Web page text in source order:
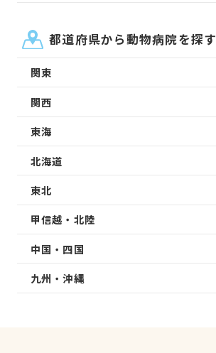
都道府県から動物病院を探す
関東
関西
東海
北海道
東北
甲信越・北陸
中国・四国
九州・沖縄